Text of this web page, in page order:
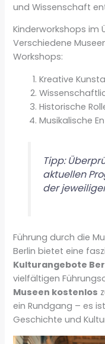
und Wissenschaft
Kinderworkshops im
Verschiedene
Workshops:
Kreative
Historische
Musikalische
Tipp:
aktuellen
der
Führung durch die
Berlin bietet eine
Kulturangebote
vielfältigen
Museen kostenlos
ein Rundgang – es
Geschichte und